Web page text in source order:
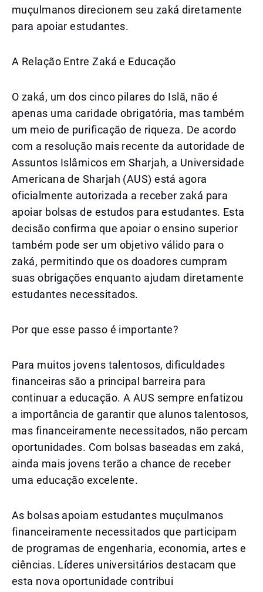
muçulmanos direcionem seu zaká diretamente
para apoiar estudantes.
A Relação Entre Zaká e Educação
O zaká, um dos cinco pilares do Islã, não é
apenas uma caridade obrigatória, mas também
um meio de purificação de riqueza. De acordo
com a resolução mais recente da autoridade de
Assuntos Islâmicos em Sharjah, a Universidade
Americana de Sharjah (AUS) está agora
oficialmente autorizada a receber zaká para
apoiar bolsas de estudos para estudantes. Esta
decisão confirma que apoiar o ensino superior
também pode ser um objetivo válido para o
zaká, permitindo que os doadores cumpram
suas obrigações enquanto ajudam diretamente
estudantes necessitados.
Por que esse passo é importante?
Para muitos jovens talentosos, dificuldades
financeiras são a principal barreira para
continuar a educação. A AUS sempre enfatizou
a importância de garantir que alunos talentosos,
mas financeiramente necessitados, não percam
oportunidades. Com bolsas baseadas em zaká,
ainda mais jovens terão a chance de receber
uma educação excelente.
As bolsas apoiam estudantes muçulmanos
financeiramente necessitados que participam
de programas de engenharia, economia, artes e
ciências. Líderes universitários destacam que
esta nova oportunidade contribui